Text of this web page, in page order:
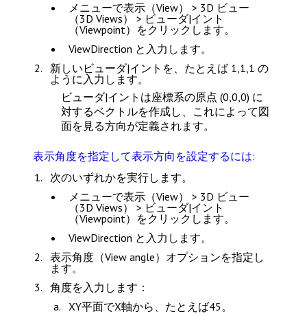
メニューで表示（View） > 3D ビュー
（3D Views） > ビューダ|イント
（Viewpoint） をクリックします。
ViewDirection と入力します。
新しいビューダ|イントを、たとえば 1,1,1 の
ように入力します。
ビューダ|イントは座標系の原点 (0,0,0) に
対するベクトルを作成し、これによって図
面を見る方向が定義されます。
表示角度を指定して表示方向を設定するには:
次のいずれかを実行します。
メニューで表示（View） > 3D ビュー
（3D Views） > ビューダ|イント
（Viewpoint） をクリックします。
ViewDirection と入力します。
表示角度（View angle） オプションを指定し
ます。
角度を入力します：
XY平面でX軸から、たとえば45。